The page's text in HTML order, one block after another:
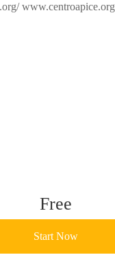
www.centroapice.org
Free
Start Now